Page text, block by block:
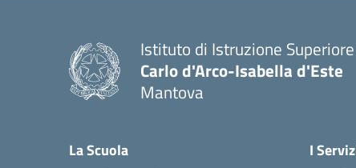
Istituto di Istruzione Superiore
Carlo d'Arco-Isabella d'Este
Mantova
La Scuola I